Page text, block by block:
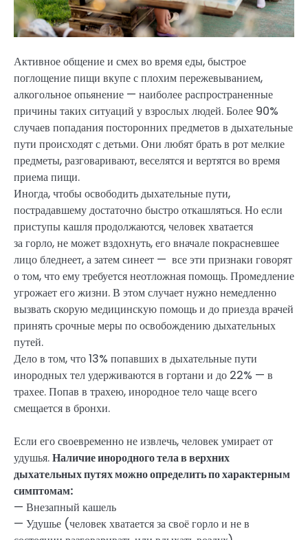
Активное общение и смех во время еды, быстрое
поглощение пищи вкупе с плохим пережевыванием,
алкогольное опьянение — наиболее распространенные
причины таких ситуаций у взрослых людей. Более 90%
случаев попадания посторонних предметов в дыхательные
пути происходят с детьми. Они любят брать в рот мелкие
предметы, разговаривают, веселятся и вертятся во время
приема пищи.
Иногда, чтобы освободить дыхательные пути,
пострадавшему достаточно быстро откашляться. Но если
приступы кашля продолжаются, человек хватается
за горло, не может вздохнуть, его вначале покрасневшее
лицо бледнеет, а затем синеет — все эти признаки говорят
о том, что ему требуется неотложная помощь. Промедление
угрожает его жизни. В этом случает нужно немедленно
вызвать скорую медицинскую помощь и до приезда врачей
принять срочные меры по освобождению дыхательных
путей.
Дело в том, что 13% попавших в дыхательные пути
инородных тел удерживаются в гортани и до 22% — в
трахее. Попав в трахею, инородное тело чаще всего
смещается в бронхи.
Если его своевременно не извлечь, человек умирает от
удушья.Наличие инородного тела в верхних
дыхательных путях можно определить по характерным
симптомам:
— Внезапный кашель
— Удушье (человек хватается за своё горло и не в